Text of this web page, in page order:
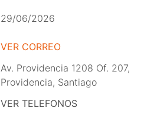
29/06/2026
VER CORREO
Av. Providencia 1208 Of. 207,
Providencia, Santiago
VER TELEFONOS